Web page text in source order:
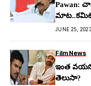
Pawan:
JUNE 25, 2023
Film News
ఇంత
తెలుసా?